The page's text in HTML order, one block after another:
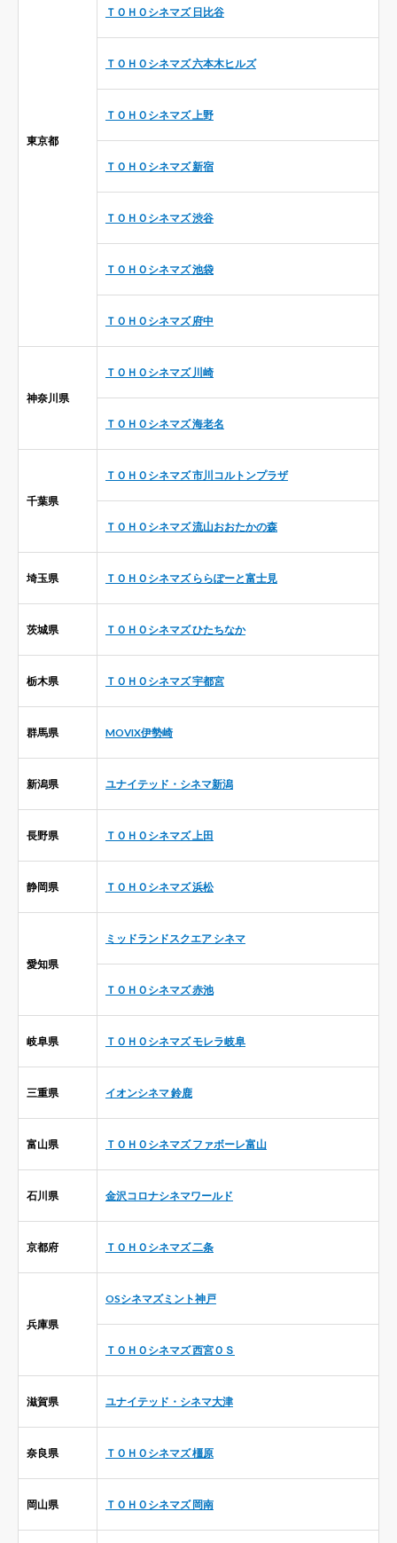
東京都
ＴＯＨＯシネマズ 日比谷
ＴＯＨＯシネマズ 六本木ヒルズ
ＴＯＨＯシネマズ 上野
ＴＯＨＯシネマズ 新宿
ＴＯＨＯシネマズ 渋谷
ＴＯＨＯシネマズ 池袋
ＴＯＨＯシネマズ 府中
神奈川県
ＴＯＨＯシネマズ 川崎
ＴＯＨＯシネマズ 海老名
千葉県
ＴＯＨＯシネマズ 市川コルトンプラザ
ＴＯＨＯシネマズ 流山おおたかの森
埼玉県 ＴＯＨＯシネマズ ららぽーと富士見
茨城県 ＴＯＨＯシネマズ ひたちなか
栃木県 ＴＯＨＯシネマズ 宇都宮
群馬県 MOVIX伊勢崎
新潟県 ユナイテッド・シネマ新潟
長野県 ＴＯＨＯシネマズ 上田
静岡県 ＴＯＨＯシネマズ 浜松
愛知県
ミッドランドスクエア シネマ
ＴＯＨＯシネマズ 赤池
岐阜県 ＴＯＨＯシネマズ モレラ岐阜
三重県 イオンシネマ 鈴鹿
富山県 ＴＯＨＯシネマズ ファボーレ富山
石川県 金沢コロナシネマワールド
京都府 ＴＯＨＯシネマズ 二条
兵庫県
OSシネマズミント神戸
ＴＯＨＯシネマズ 西宮ＯＳ
滋賀県 ユナイテッド・シネマ大津
奈良県 ＴＯＨＯシネマズ 橿原
岡山県 ＴＯＨＯシネマズ 岡南